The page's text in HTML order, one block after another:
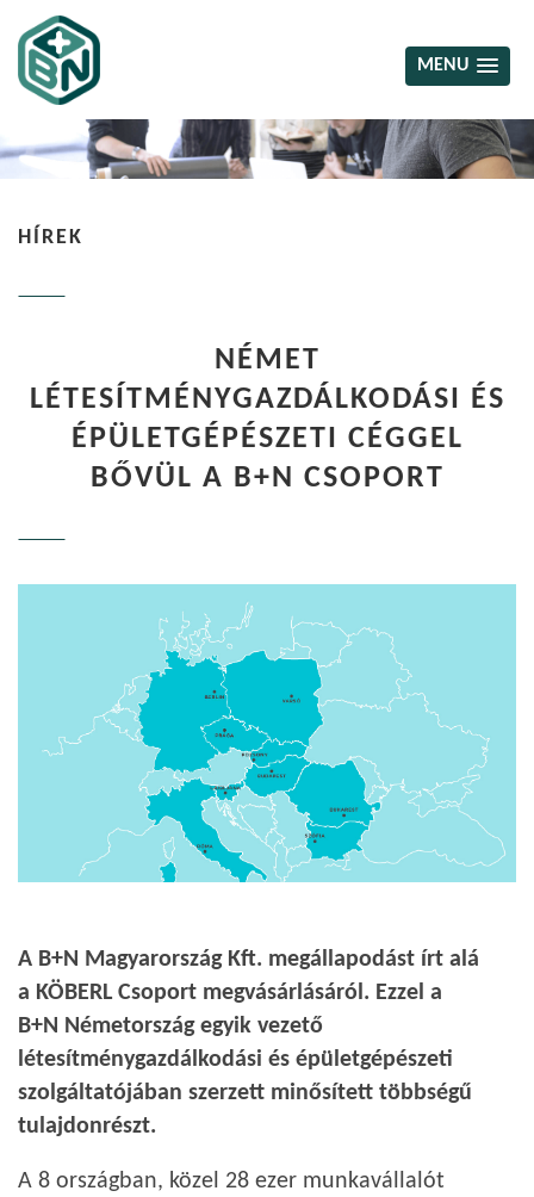
MENU
HÍREK
NÉMET
LÉTESÍTMÉNYGAZDÁLKODÁSI ÉS
ÉPÜLETGÉPÉSZETI CÉGGEL
BŐVÜL A B+N CSOPORT
A B+N Magyarország Kft. megállapodást írt alá
a KÖBERL Csoport megvásárlásáról. Ezzel a
B+N Németország egyik vezető
létesítménygazdálkodási és épületgépészeti
szolgáltatójában szerzett minősített többségű
tulajdonrészt.
A 8 országban, közel 28 ezer munkavállalót